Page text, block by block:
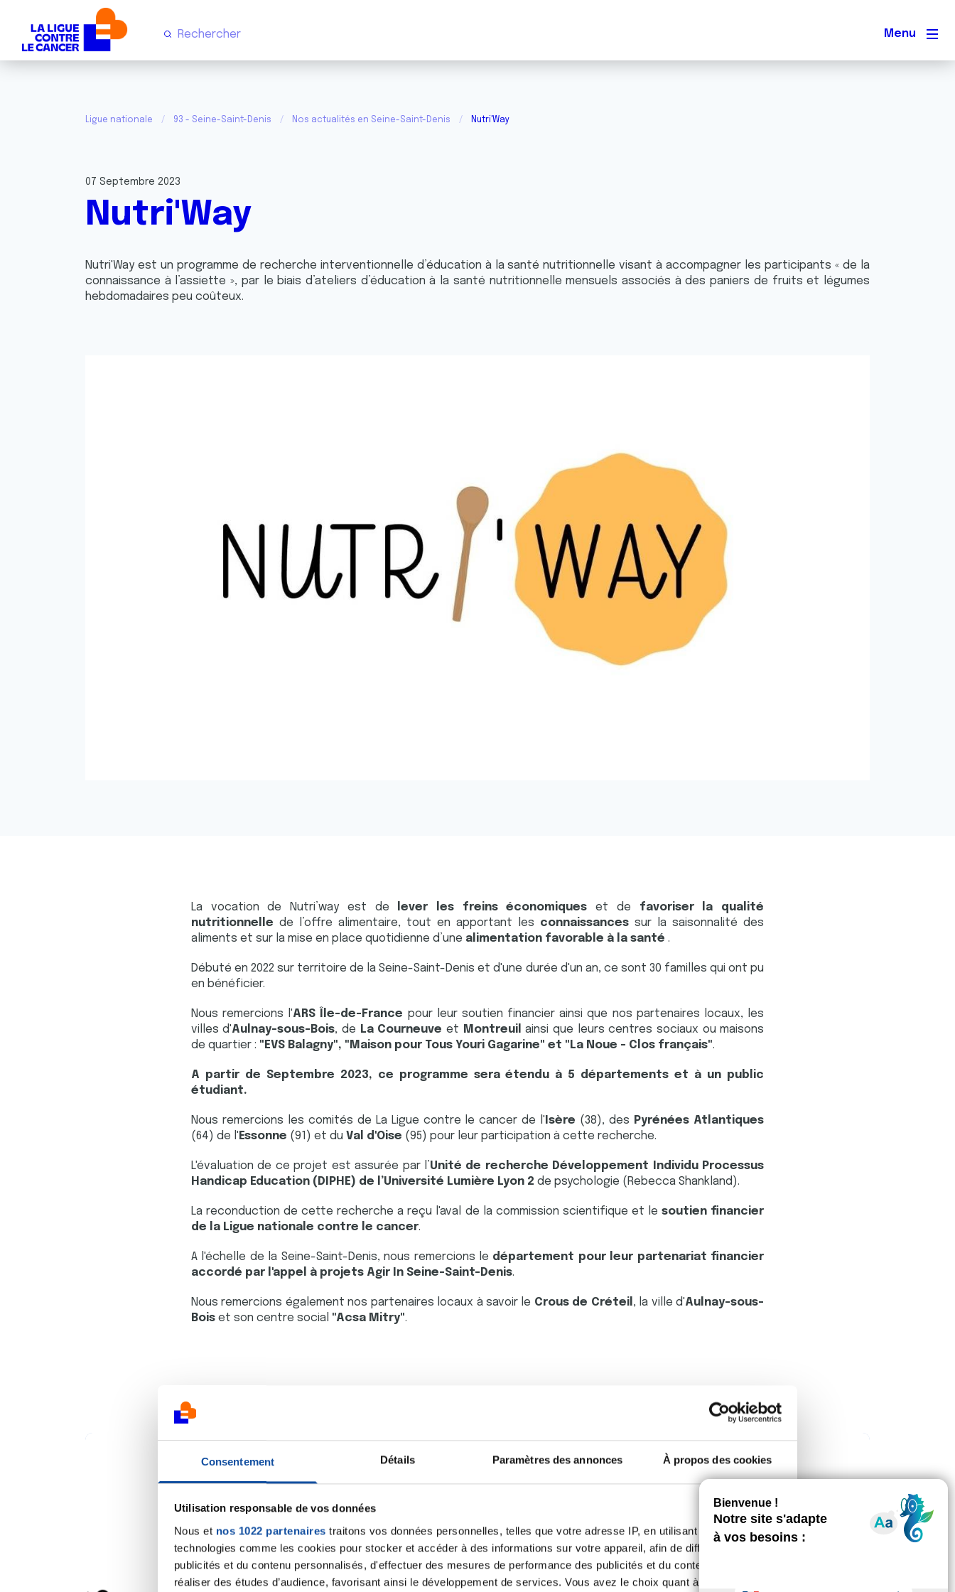
Consentement Détails Paramètres des annonces À propos des cookies
Utilisation responsable de vos données
Nous et nos 1022 partenaires traitons vos données personnelles, telles que votre adresse IP, en utilisant des
technologies comme les cookies pour stocker et accéder à des informations sur votre appareil, afin de diffuser des
publicités et du contenu personnalisés, d'effectuer des mesures de performance des publicités et du contenu, ainsi que de
réaliser des études d’audience, favorisant ainsi le développement de services. Vous avez le choix quant à l'utilisation de
Menu
Ligue nationale 93 - Seine-Saint-Denis Nos actualités en Seine-Saint-Denis Nutri'Way
07 Septembre 2023
Nutri'Way
Nutri'Way est un programme de recherche interventionnelle d’éducation à la santé nutritionnelle visant à accompagner les participants « de la
connaissance à l’assiette », par le biais d’ateliers d’éducation à la santé nutritionnelle mensuels associés à des paniers de fruits et légumes
hebdomadaires peu coûteux.
La vocation de Nutri’way est de lever les freins économiqueset de favoriser la qualité
nutritionnelle de l’offre alimentaire, tout en apportant les connaissancessur la saisonnalité des
aliments et sur la mise en place quotidienne d’une alimentation favorable à la santé .
Débuté en 2022 sur territoire de la Seine-Saint-Denis et d'une durée d'un an, ce sont 30 familles qui ont pu
en bénéficier.
Nous remercions l'ARS Île-de-France pour leur soutien financier ainsi que nos partenaires locaux, les
villes d'Aulnay-sous-Bois, de La Courneuve et Montreuil ainsi que leurs centres sociaux ou maisons
de quartier : "EVS Balagny", "Maison pour Tous Youri Gagarine" et "La Noue - Clos français".
A partir de Septembre 2023, ce programme sera étendu à 5 départements et à un public
étudiant.
Nous remercions les comités de La Ligue contre le cancer de l' Isère (38), des Pyrénées Atlantiques
(64) de l' Essonne (91) et du Val d'Oise (95) pour leur participation à cette recherche.
L'évaluation de ce projet est assurée par l’Unité de recherche Développement Individu Processus
Handicap Education (DIPHE) de l’Université Lumière Lyon 2 de psychologie (Rebecca Shankland).
La reconduction de cette recherche a reçu l'aval de la commission scientifique et lesoutien financier
de la Ligue nationale contre le cancer.
A l'échelle de la Seine-Saint-Denis, nous remercions le département pour leur partenariat financier
accordé par l'appel à projets Agir In Seine-Saint-Denis.
Nous remercions également nos partenaires locaux à savoir le Crous de Créteil , la ville d'Aulnay-sous-
Boiset son centre social "Acsa Mitry".